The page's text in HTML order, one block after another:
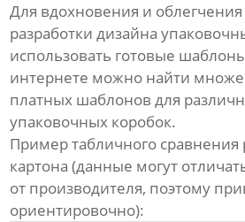
Для вдохновения и облегчения
разработки дизайна
использовать готовые
интернете можно найти
платных шаблонов для
упаковочных коробок.
Пример табличного сравнения
картона (данные могут
от производителя, поэтому
ориентировочно):